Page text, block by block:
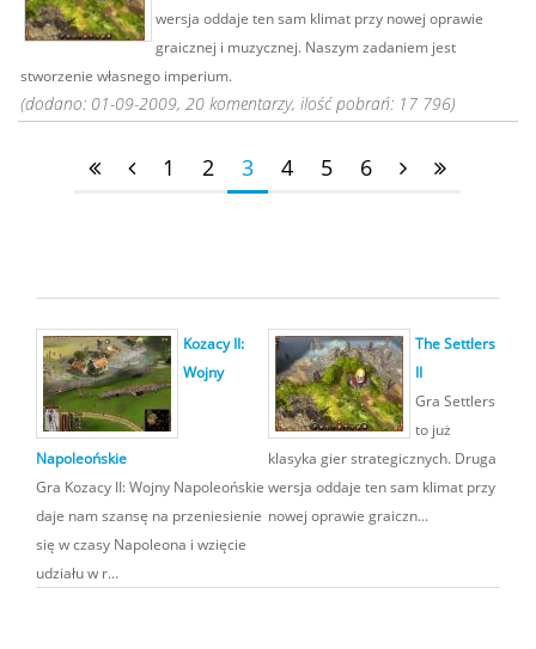
wersja oddaje ten sam klimat przy nowej oprawie
graicznej i muzycznej. Naszym zadaniem jest
stworzenie własnego imperium.
(dodano: 01-09-2009, 20 komentarzy, ilość pobrań: 17 796)
1 2 3 4 5 6
Kozacy II:
Wojny
Napoleońskie
Gra Kozacy II: Wojny Napoleońskie
daje nam szansę na przeniesienie
się w czasy Napoleona i wzięcie
udziału w r...
The Settlers
II
Gra Settlers
to już
klasyka gier strategicznych. Druga
wersja oddaje ten sam klimat przy
nowej oprawie graiczn...